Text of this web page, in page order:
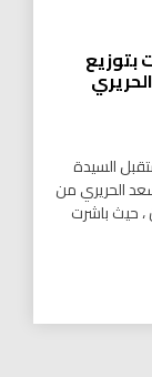
بتوزيع
السيدة
الحريري من
، حيث باشرت